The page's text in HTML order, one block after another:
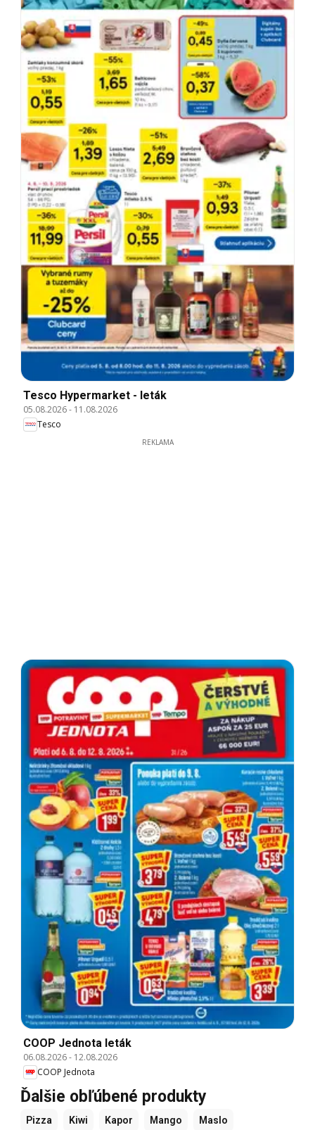
Tesco Hypermarket - leták
05.08.2026- 11.08.2026
Tesco
REKLAMA
COOP Jednota leták
06.08.2026- 12.08.2026
COOP Jednota
Ďalšie obľúbené produkty
Pizza Kiwi Kapor Mango Maslo